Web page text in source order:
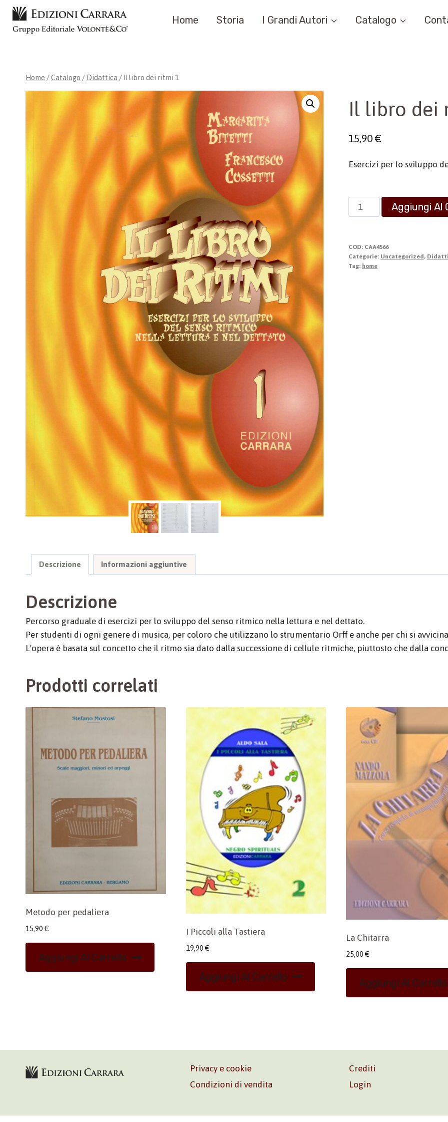
Salta
contenuto
Home Storia I Grandi Autori Catalogo
Home /Catalogo / Didattica / Il libro dei ritmi 1
Il libro dei
15,90€
Esercizi per lo sviluppo
libro
ritmi
1
quantità
Aggiungi Al
COD: CAA4566
Categorie: Uncategorized ,
Tag: home
Descrizione Informazioni aggiuntive
Descrizione
Percorso graduale di esercizi per lo sviluppo del senso ritmico nella lettura e nel dettato.
Per studenti di ogni genere di musica, per coloro che utilizzano lo strumentario Orff e anche per chi si
L’opera è basata sul concetto che il ritmo sia dato dalla successione di cellule ritmiche, piuttosto che dalla
Prodotti correlati
Metodo per pedaliera
15,90 €
Aggiungi Al Carrello
I Piccoli alla Tastiera
19,90 €
Aggiungi Al Carrello
La Chitarra
25,00 €
Aggiungi Al Carrello
Privacy e cookie
Condizioni di vendita
Crediti
Login